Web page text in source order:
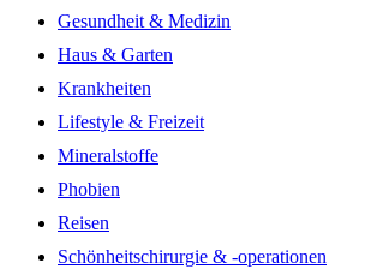
Gesundheit & Medizin
Haus & Garten
Krankheiten
Lifestyle & Freizeit
Mineralstoffe
Phobien
Reisen
Schönheitschirurgie & -operationen